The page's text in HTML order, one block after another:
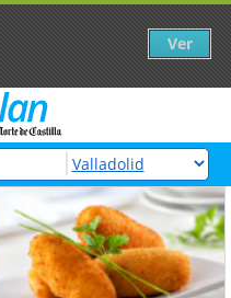
Ver